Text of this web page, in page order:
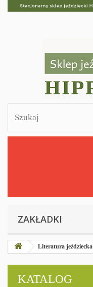
ZAKŁADKI
Literatura jeździecka
KATALOG